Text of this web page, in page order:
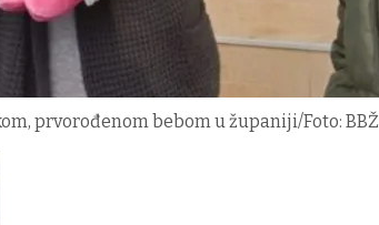
prvorođenom bebom u županiji/Foto: BBŽ